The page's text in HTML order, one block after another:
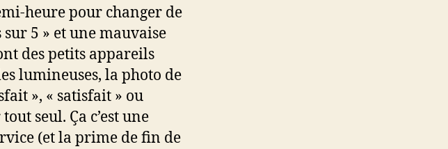
heure pour changer de
5 » et une mauvaise
des petits appareils
lumineuses, la photo de
», « satisfait » ou
seul. Ça c’est une
(et la prime de fin de